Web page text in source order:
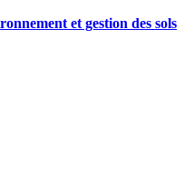
et gestion des sols